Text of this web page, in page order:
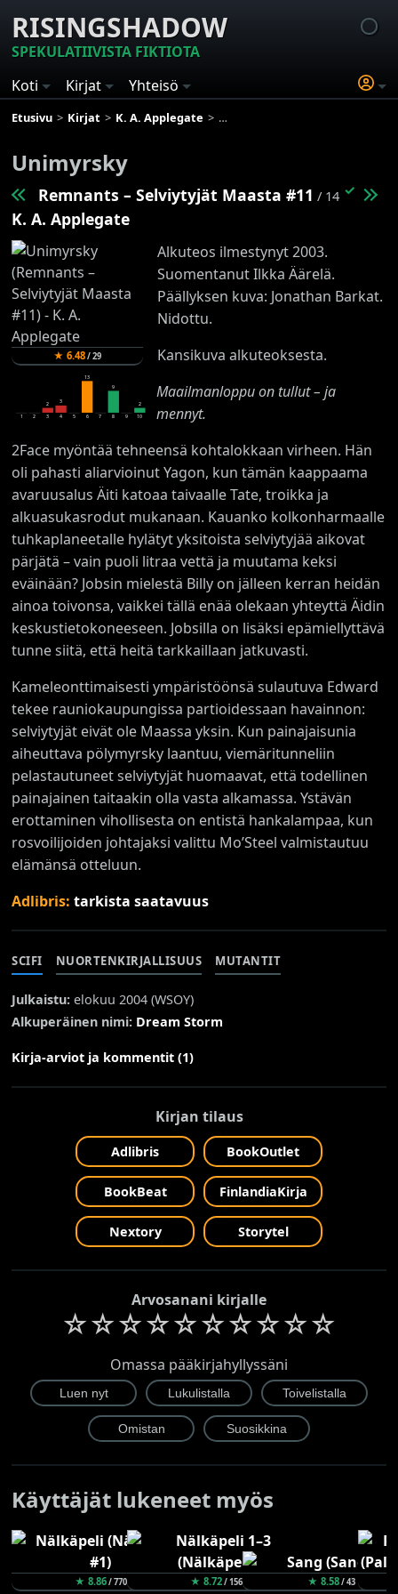
RISINGSHADOW
SPEKULATIIVISTA FIKTIOTA
Koti
Kirjat Yhteisö
Etusivu Kirjat K. A. Applegate Remnants – Selviytyjät Maasta
Unimyrsky
Remnants – Selviytyjät Maasta #11 / 14 ✓
K. A. Applegate
★6.48/29
1 2
2
3
3
4 5
13
6 7
9
8 9
2
10
Alkuteos ilmestynyt 2003.
Suomentanut Ilkka Äärelä.
Päällyksen kuva: Jonathan Barkat.
Nidottu.
Kansikuva alkuteoksesta.
Maailmanloppu on tullut – ja
mennyt.
2Face myöntää tehneensä kohtalokkaan virheen. Hän
oli pahasti aliarvioinut Yagon, kun tämän kaappaama
avaruusalus Äiti katoaa taivaalle Tate, troikka ja
alkuasukasrodut mukanaan. Kauanko kolkonharmaalle
tuhkaplaneetalle hylätyt yksitoista selviytyjää aikovat
pärjätä – vain puoli litraa vettä ja muutama keksi
eväinään? Jobsin mielestä Billy on jälleen kerran heidän
ainoa toivonsa, vaikkei tällä enää olekaan yhteyttä Äidin
keskustietokoneeseen. Jobsilla on lisäksi epämiellyttävä
tunne siitä, että heitä tarkkaillaan jatkuvasti.
Kameleonttimaisesti ympäristöönsä sulautuva Edward
tekee rauniokaupungissa partioidessaan havainnon:
selviytyjät eivät ole Maassa yksin. Kun painajaisunia
aiheuttava pölymyrsky laantuu, viemäritunneliin
pelastautuneet selviytyjät huomaavat, että todellinen
painajainen taitaakin olla vasta alkamassa. Ystävän
erottaminen vihollisesta on entistä hankalampaa, kun
rosvoilijoiden johtajaksi valittu Mo’Steel valmistautuu
elämänsä otteluun.
Adlibris:tarkista saatavuus
SCIFI NUORTENKIRJALLISUUS MUTANTIT
Julkaistu: elokuu 2004 (WSOY)
Alkuperäinen nimi: Dream Storm
Kirja-arviot ja kommentit (1)
Kirjan tilaus
Adlibris BookOutlet
BookBeat FinlandiaKirja
Nextory Storytel
Arvosanani kirjalle
☆☆☆☆☆☆☆☆☆☆
Omassa pääkirjahyllyssäni
Käyttäjät lukeneet myös
★ 8.86/ 770 ★ 8.72/ 156 ★ 8.58/ 43